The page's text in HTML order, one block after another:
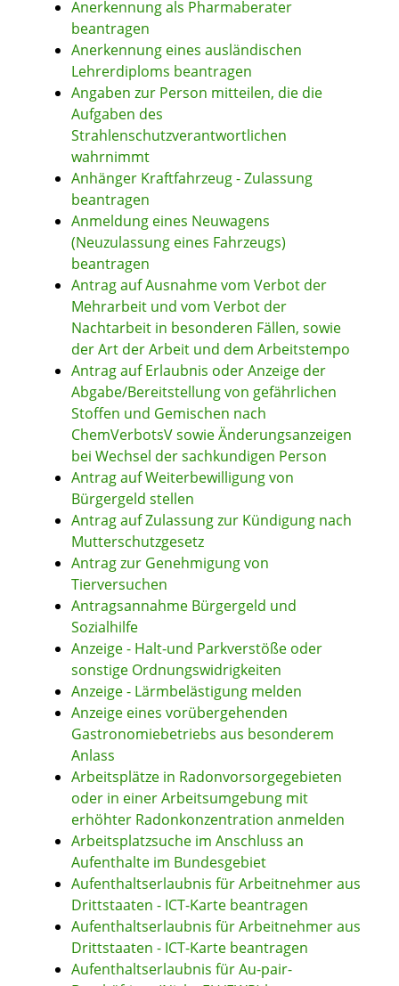
Anerkennung als Pharmaberater
beantragen
Anerkennung eines ausländischen
Lehrerdiploms beantragen
Angaben zur Person mitteilen, die die
Aufgaben des
Strahlenschutzverantwortlichen
wahrnimmt
Anhänger Kraftfahrzeug - Zulassung
beantragen
Anmeldung eines Neuwagens
(Neuzulassung eines Fahrzeugs)
beantragen
Antrag auf Ausnahme vom Verbot der
Mehrarbeit und vom Verbot der
Nachtarbeit in besonderen Fällen, sowie
der Art der Arbeit und dem Arbeitstempo
Antrag auf Erlaubnis oder Anzeige der
Abgabe/Bereitstellung von gefährlichen
Stoffen und Gemischen nach
ChemVerbotsV sowie Änderungsanzeigen
bei Wechsel der sachkundigen Person
Antrag auf Weiterbewilligung von
Bürgergeld stellen
Antrag auf Zulassung zur Kündigung nach
Mutterschutzgesetz
Antrag zur Genehmigung von
Tierversuchen
Antragsannahme Bürgergeld und
Sozialhilfe
Anzeige - Halt-und Parkverstöße oder
sonstige Ordnungswidrigkeiten
Anzeige - Lärmbelästigung melden
Anzeige eines vorübergehenden
Gastronomiebetriebs aus besonderem
Anlass
Arbeitsplätze in Radonvorsorgegebieten
oder in einer Arbeitsumgebung mit
erhöhter Radonkonzentration anmelden
Arbeitsplatzsuche im Anschluss an
Aufenthalte im Bundesgebiet
Aufenthaltserlaubnis für Arbeitnehmer aus
Drittstaaten - ICT-Karte beantragen
Aufenthaltserlaubnis für Arbeitnehmer aus
Drittstaaten - ICT-Karte beantragen
Aufenthaltserlaubnis für Au-pair-